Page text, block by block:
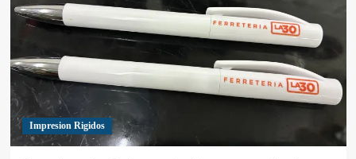
Aluminio
–
Impresion
UV
Impresion Rigidos